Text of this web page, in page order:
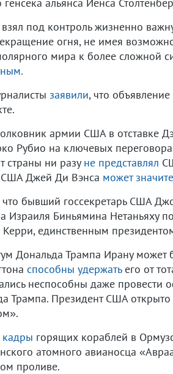
под контроль жизненно
огня, не имея
мира к более сложной
заявили, что
армии США в отставке
Рубио на ключевых
страны ни разу не представлял
США Джей Ди Вэнса может
бывший госсекретарь США
Израиля Биньямина Нетаньяху
единственным
Дональда Трампа Ирану
способны удержатьего от
неспособны даже провести
Трампа. Президент США
кадры горящих кораблей в
атомного авианосца
проливе.